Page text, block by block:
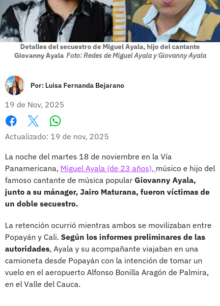
Detalles del secuestro de Miguel Ayala, hijo del cantante
Giovanny Ayala Foto: Redes de Miguel Ayala y Giovanny Ayala
Por: Luisa Fernanda Bejarano
19 de Nov, 2025
Facebook
X
Actualizado: 19 de nov, 2025
La noche del martes 18 de noviembre en la Vía
Panamericana, Miguel Ayala (de 23 años), músico e hijo del
famoso cantante de música popular Giovanny Ayala,
junto a su mánager, Jairo Maturana, fueron víctimas de
un doble secuestro.
La retención ocurrió mientras ambos se movilizaban entre
Popayán y Cali. Según los informes preliminares de las
autoridades, Ayala y su acompañante viajaban en una
camioneta desde Popayán con la intención de tomar un
vuelo en el aeropuerto Alfonso Bonilla Aragón de Palmira,
en el Valle del Cauca.